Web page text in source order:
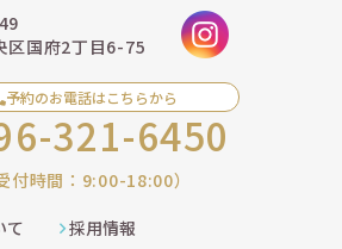
区国府2丁目6-75
予約のお電話はこちらから
321-6450
受付時間：9:00-18:00）
て
採用情報